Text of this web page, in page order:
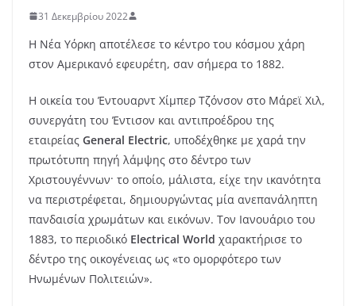
31 Δεκεμβρίου 2022
Η Νέα Υόρκη αποτέλεσε το κέντρο του κόσμου χάρη
στον Αμερικανό εφευρέτη, σαν σήμερα το 1882.
Η οικεία του Έντουαρντ Χίμπερ Τζόνσον στο Μάρεϊ Χιλ,
συνεργάτη του Έντισον και αντιπροέδρου της
εταιρείας General Electric, υποδέχθηκε με χαρά την
πρωτότυπη πηγή λάμψης στο δέντρο των
Χριστουγέννων· το οποίο, μάλιστα, είχε την ικανότητα
να περιστρέφεται, δημιουργώντας μία ανεπανάληπτη
πανδαισία χρωμάτων και εικόνων. Τον Ιανουάριο του
1883, το περιοδικό Electrical World χαρακτήρισε το
δέντρο της οικογένειας ως «το ομορφότερο των
Ηνωμένων Πολιτειών».